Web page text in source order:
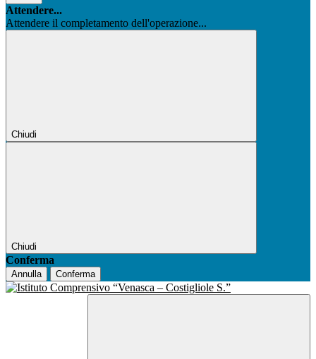
Attendere...
Attendere il completamento dell'operazione...
Chiudi
Chiudi
Conferma
Annulla Conferma